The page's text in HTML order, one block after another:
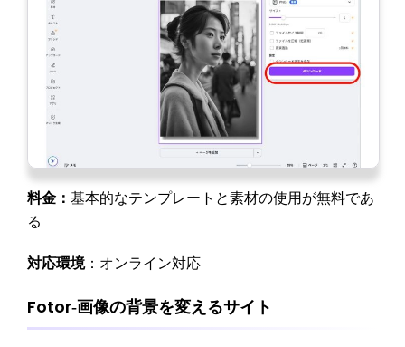
料金： 基本的なテンプレートと素材の使用が無料であ
る
対応環境：オンライン対応
Fotor‐画像の背景を変えるサイト